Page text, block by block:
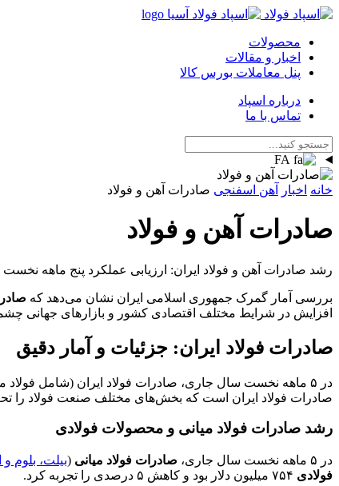
محصولات
اخبار و مقالات
پنل معاملات بورس کالا
درباره اسپاد
تماس با ما
FA
خانه اخبار آهن اسفنجی صادرات آهن و فولاد
صادرات آهن و فولاد
رشد صادرات آهن و فولاد ایران: ارزیابی عملکرد پنج ماهه نخست 1402
بررسی آمار گمرک جمهوری اسلامی ایران نشان می‌دهد که
افزایش در شرایط مختلف اقتصادی کشور و بازارهای جهانی
صادرات فولاد ایران: جزئیات و آمار دقیق
صادرات فولاد ایران است که بخش‌های مختلف صنعت فولاد را
رشد صادرات فولاد میانی و محصولات فولادی
در ۵ ماهه نخست سال جاری، صادرات فولاد میانی (بیلت، بلوم
فولادی